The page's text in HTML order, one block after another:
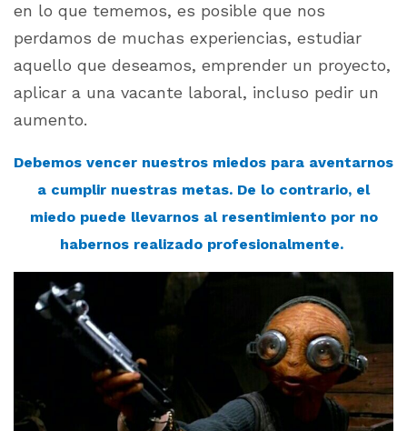
en lo que tememos, es posible que nos
perdamos de muchas experiencias, estudiar
aquello que deseamos, emprender un proyecto,
aplicar a una vacante laboral, incluso pedir un
aumento.
Debemos vencer nuestros miedos para aventarnos
a cumplir nuestras metas. De lo contrario, el
miedo puede llevarnos al resentimiento por no
habernos realizado profesionalmente.